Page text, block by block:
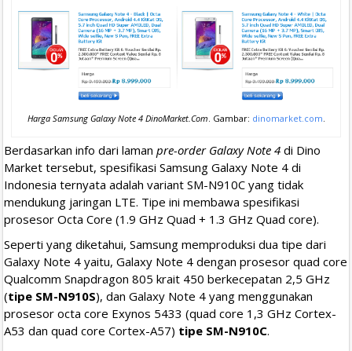
Harga Samsung Galaxy Note 4 DinoMarket.Com. Gambar: dinomarket.com.
Berdasarkan info dari laman pre-order Galaxy Note 4 di Dino
Market tersebut, spesifikasi Samsung Galaxy Note 4 di
Indonesia ternyata adalah variant SM-N910C yang tidak
mendukung jaringan LTE. Tipe ini membawa spesifikasi
prosesor Octa Core (1.9 GHz Quad + 1.3 GHz Quad core).
Seperti yang diketahui, Samsung memproduksi dua tipe dari
Galaxy Note 4 yaitu, Galaxy Note 4 dengan prosesor quad core
Qualcomm Snapdragon 805 krait 450 berkecepatan 2,5 GHz
(tipe SM-N910S), dan Galaxy Note 4 yang menggunakan
prosesor octa core Exynos 5433 (quad core 1,3 GHz Cortex-
A53 dan quad core Cortex-A57) tipe SM-N910C.